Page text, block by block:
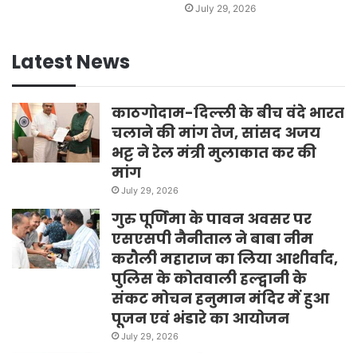
July 29, 2026
Latest News
काठगोदाम-दिल्ली के बीच वंदे भारत
चलाने की मांग तेज, सांसद अजय
भट्ट ने रेल मंत्री मुलाकात कर की
मांग
July 29, 2026
गुरु पूर्णिमा के पावन अवसर पर
एसएसपी नैनीताल ने बाबा नीम
करौली महाराज का लिया आशीर्वाद,
पुलिस के कोतवाली हल्द्वानी के
संकट मोचन हनुमान मंदिर में हुआ
पूजन एवं भंडारे का आयोजन
July 29, 2026